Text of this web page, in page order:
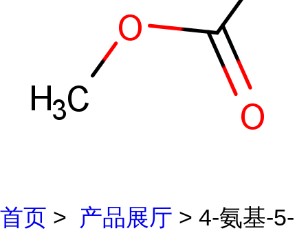
首页 > 产品展厅 > 4-氨基-5-